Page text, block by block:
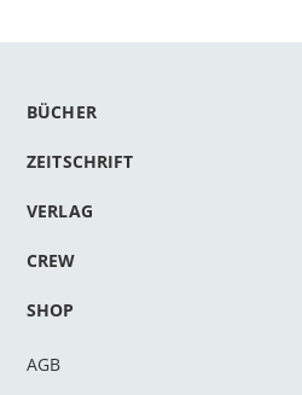
BÜCHER
ZEITSCHRIFT
VERLAG
CREW
SHOP
AGB